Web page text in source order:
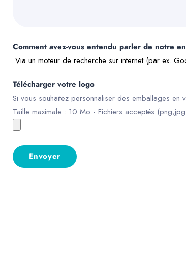
Comment avez-vous entendu parler de notre
Télécharger votre logo
Si vous souhaitez personnaliser des emballages
Taille maximale : 10 Mo - Fichiers acceptés